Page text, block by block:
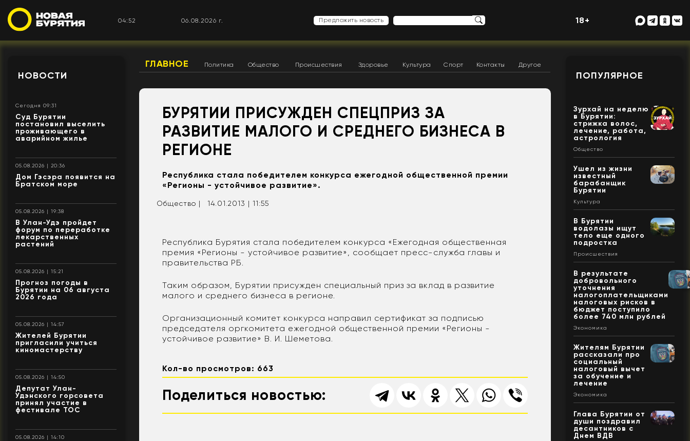
04:52 06.08.2026 г. Предложить новость 18+
НОВОСТИ
Сегодня 09:31
Суд Бурятии
постановил выселить
проживающего в
аварийном жилье
05.08.2026 | 20:36
Дом Гэсэра появится на
Братском море
05.08.2026 | 19:38
В Улан-Удэ пройдет
форум по переработке
лекарственных
растений
05.08.2026 | 15:21
Прогноз погоды в
Бурятии на 06 августа
2026 года
05.08.2026 | 14:57
Жителей Бурятии
пригласили учиться
киномастерству
05.08.2026 | 14:50
Депутат Улан-
Удэнского горсовета
принял участие в
фестивале ТОС
05.08.2026 | 14:10
ГЛАВНОЕ Политика Общество Происшествия Здоровье Культура Спорт Контакты Другое
БУРЯТИИ ПРИСУЖДЕН СПЕЦПРИЗ ЗА
РАЗВИТИЕ МАЛОГО И СРЕДНЕГО БИЗНЕСА В
РЕГИОНЕ
Республика стала победителем конкурса ежегодной общественной премии
«Регионы - устойчивое развитие».
Общество | 14.01.2013 | 11:55
Республика Бурятия стала победителем конкурса «Ежегодная общественная
премия «Регионы - устойчивое развитие», сообщает пресс-служба главы и
правительства РБ.
Таким образом, Бурятии присужден специальный приз за вклад в развитие
малого и среднего бизнеса в регионе.
Организационный комитет конкурса направил сертификат за подписью
председателя оргкомитета ежегодной общественной премии «Регионы -
устойчивое развитие» В. И. Шеметова.
Кол-во просмотров: 663
Поделиться новостью:
ПОПУЛЯРНОЕ
Зурхай на неделю
в Бурятии:
стрижка волос,
лечение, работа,
астрология
Общество
Ушел из жизни
известный
барабанщик
Бурятии
Культура
В Бурятии
водолазы ищут
тело еще одного
подростка
Происшествия
В результате
добровольного
уточнения
налогоплательщиками
налоговых рисков в
бюджет поступило
более 740 млн рублей
Экономика
Жителям Бурятии
рассказали про
социальный
налоговый вычет
за обучение и
лечение
Экономика
Глава Бурятии от
души поздравил
десантников с
Днем ВДВ